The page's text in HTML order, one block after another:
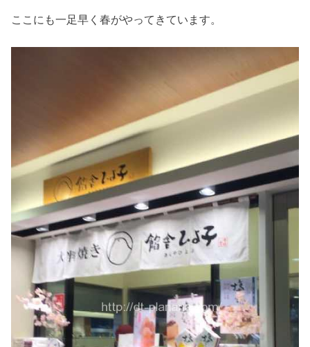
ここにも一足早く春がやってきています。